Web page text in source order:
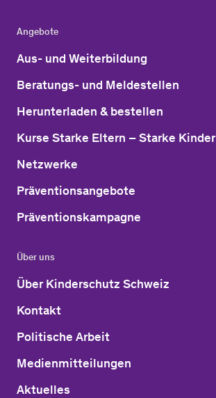
Angebote
Aus- und Weiterbildung
Beratungs- und Meldestellen
Herunterladen & bestellen
Kurse Starke Eltern – Starke Kinder
Netzwerke
Präventionsangebote
Präventionskampagne
Über uns
Über Kinderschutz Schweiz
Kontakt
Politische Arbeit
Medienmitteilungen
Aktuelles